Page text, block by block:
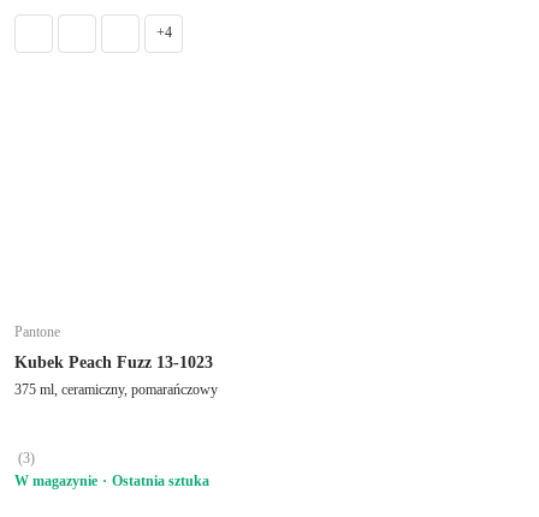
+4
Pantone
Kubek Peach Fuzz 13-1023
375 ml, ceramiczny, pomarańczowy
(3)
W magazynie
Ostatnia sztuka